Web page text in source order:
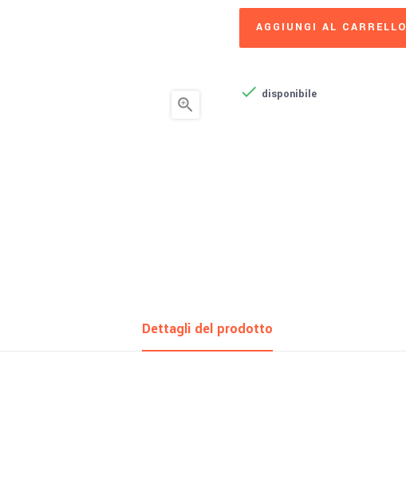

AGGIUNGI AL CARRELLO
 disponibile
Dettagli del prodotto